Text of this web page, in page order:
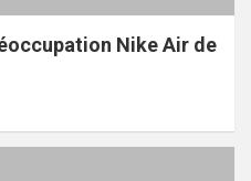
Nike Air de